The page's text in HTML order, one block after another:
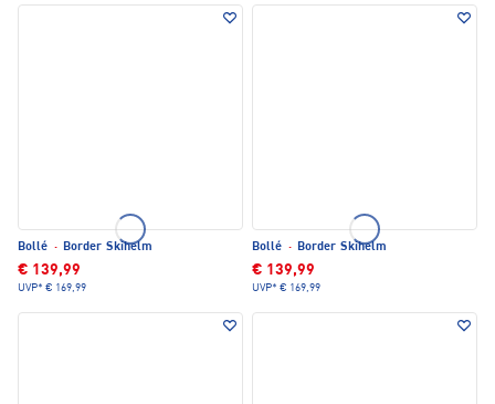
Bollé · Border Skihelm
€ 139,99
UVP* € 169,99
Bollé · Border Skihelm
€ 139,99
UVP* € 169,99